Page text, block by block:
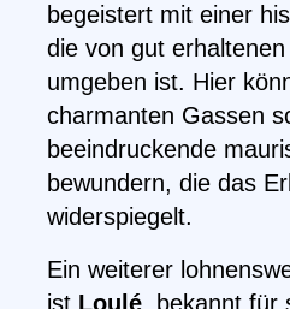
begeistert mit einer
die von gut
umgeben ist. Hier
charmanten Gassen
beeindruckende
bewundern, die das
widerspiegelt.
Ein weiterer
ist Loulé, bekannt für